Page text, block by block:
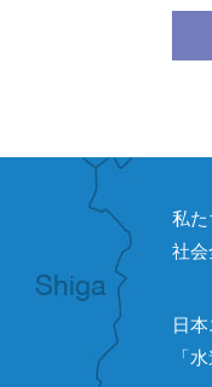
私
社会
日
「